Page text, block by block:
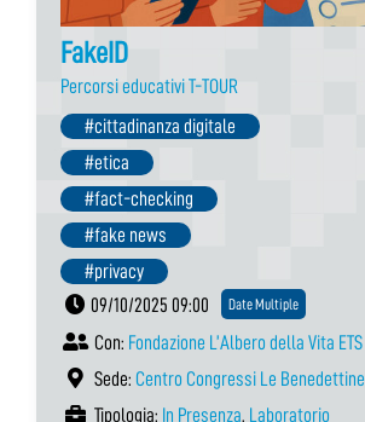
FakeID
Percorsi educativi T-TOUR
#cittadinanza digitale
#etica
#fact-checking
#fake news
#privacy
09/10/2025 09:00
Date Multiple
Con: Fondazione L’Albero della Vita ETS
Sede: Centro Congressi Le Benedettine
Tipologia: In Presenza, Laboratorio